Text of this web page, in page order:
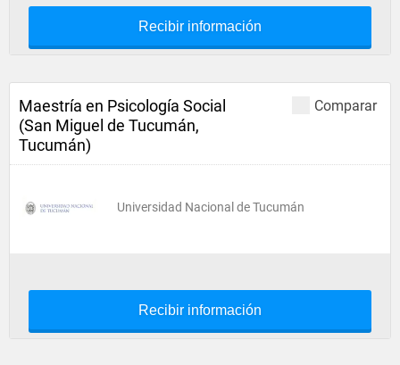
Recibir información
Comparar
Maestría en Psicología Social
(San Miguel de Tucumán,
Tucumán)
Universidad Nacional de Tucumán
Recibir información